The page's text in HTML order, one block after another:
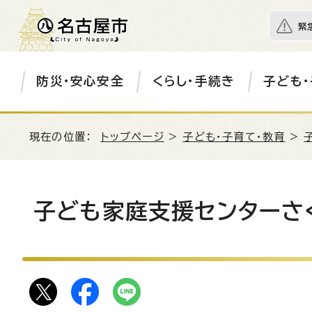
緊
防災・安心安全 くらし・手続き 子ども
現在の位置： トップページ >子ども・子育て・教育 >
子ども家庭支援センターさ